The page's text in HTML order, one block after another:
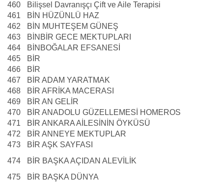
460
Bilişsel Davranışçı Çift ve Aile Terapisi
461
BİN HÜZÜNLÜ HAZ
462
BİN MUHTEŞEM GÜNEŞ
463
BİNBİR GECE MEKTUPLARI
464
BİNBOĞALAR EFSANESİ
465
BİR
466
BİR
467
BİR ADAM YARATMAK
468
BİR AFRİKA MACERASI
469
BİR AN GELİR
470
BİR ANADOLU GÜZELLEMESİ HOMEROS
471
BİR ANKARA AİLESİNİN ÖYKÜSÜ
472
BİR ANNEYE MEKTUPLAR
473
BİR AŞK SAYFASI
474
BİR BAŞKA AÇIDAN ALEVİLİK
475
BİR BAŞKA DÜNYA